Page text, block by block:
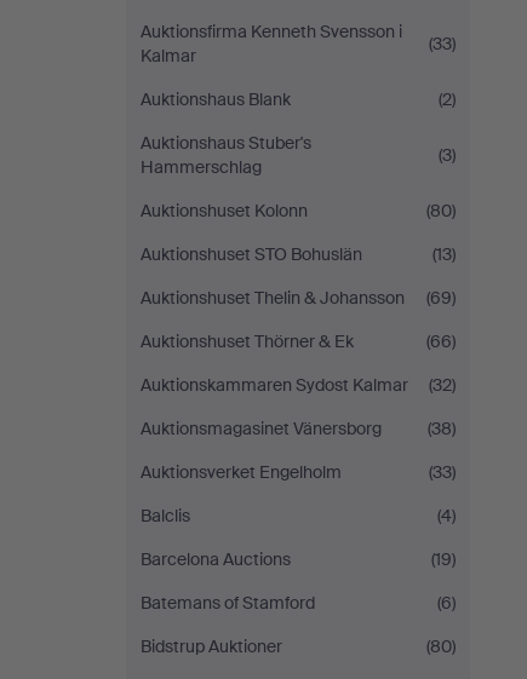
Auktionsfirma Kenneth Svensson i
Kalmar
(33)
Auktionshaus Blank
(2)
Auktionshaus Stuber's
Hammerschlag
(3)
Auktionshuset Kolonn
(80)
Auktionshuset STO Bohuslän
(13)
Auktionshuset Thelin & Johansson
(69)
Auktionshuset Thörner & Ek
(66)
Auktionskammaren Sydost Kalmar
(32)
Auktionsmagasinet Vänersborg
(38)
Auktionsverket Engelholm
(33)
Balclis
(4)
Barcelona Auctions
(19)
Batemans of Stamford
(6)
Bidstrup Auktioner
(80)